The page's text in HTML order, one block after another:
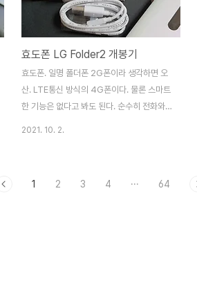
효도폰 LG Folder2 개봉기
효도폰. 일명 폴더폰 2G폰이라 생각하면 오
산. LTE통신 방식의 4G폰이다. 물론 스마트
한 기능은 없다고 봐도 된다. 순수히 전화와
은 아니다. 아무튼 일주일 사용해보니 예전
2021. 10. 2.
1 2 3 4 ··· 64